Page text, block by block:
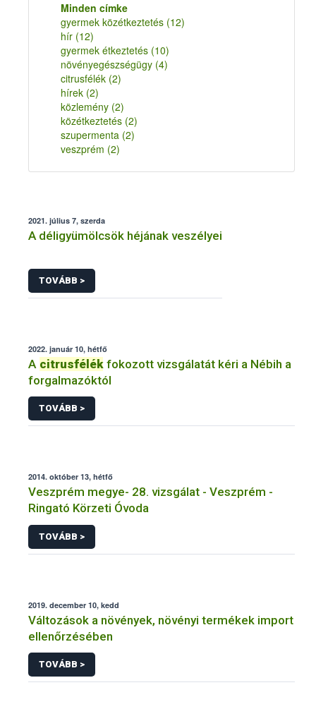
Minden címke
gyermek közétkeztetés (12)
hír (12)
gyermek étkeztetés (10)
növényegészségügy (4)
citrusfélék (2)
hírek (2)
közlemény (2)
közétkeztetés (2)
szupermenta (2)
veszprém (2)
2021. július 7, szerda
A déligyümölcsök héjának veszélyei
TOVÁBB >
2022. január 10, hétfő
A citrusfélék fokozott vizsgálatát kéri a Nébih a
forgalmazóktól
TOVÁBB >
2014. október 13, hétfő
Veszprém megye- 28. vizsgálat - Veszprém -
Ringató Körzeti Óvoda
TOVÁBB >
2019. december 10, kedd
Változások a növények, növényi termékek import
ellenőrzésében
TOVÁBB >